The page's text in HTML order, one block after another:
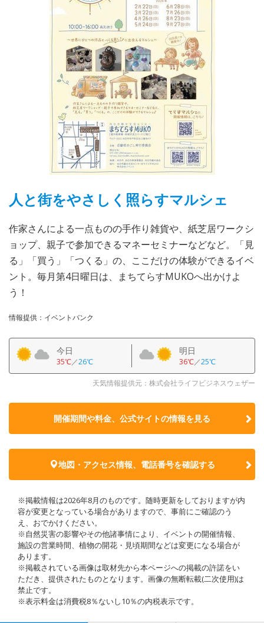
人と街をやさしく照らすマルシェ
作家さんによる一点ものの手作り雑貨や、紙芝居ワークシ
ョップ、親子で参加できるマネーセミナーなどなど。「見
る」「買う」「つくる」の、ここだけの体験ができるイベ
ント。毎月第4日曜日は、まちてらすMUKOへ出かけよ
う！
情報提供：イベントバンク
今日
35℃／26℃
明日
36℃／25℃
天気情報提供元：株式会社ライフビジネスウェザー
開催期間や料金、公式サイトの情報を見る
地図・アクセス情報、電話番号を確認する
※掲載情報は2026年8月のものです。随時更新をしておりますが内
容が変更となっている場合がありますので、事前にご確認のう
え、おでかけください。
※自然災害の影響やその他諸事情により、イベントの開催情報、
施設の営業時間、植物の開花・見頃期間などは変更になる場合が
あります。
※掲載されている画像は取材先から本ページへの掲載の許諾をい
ただき、提供されたものとなります。画像の無断転載(二次使用)は
禁止です。
※表示料金は消費税8％ないし10％の内税表示です。